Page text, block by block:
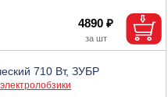
4890 ₽
710 Вт, ЗУБР